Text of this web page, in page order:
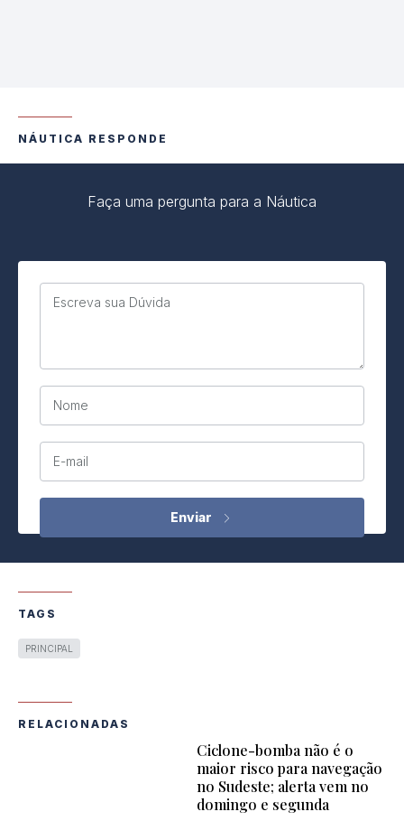
NÁUTICA RESPONDE
Faça uma pergunta para a Náutica
Escreva sua Dúvida
Nome
E-mail
TAGS
PRINCIPAL
RELACIONADAS
Ciclone-bomba não é o
maior risco para navegação
no Sudeste; alerta vem no
domingo e segunda